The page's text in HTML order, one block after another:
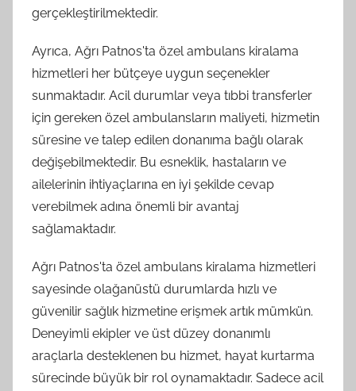
gerçekleştirilmektedir.
Ayrıca, Ağrı Patnos'ta özel ambulans kiralama
hizmetleri her bütçeye uygun seçenekler
sunmaktadır. Acil durumlar veya tıbbi transferler
için gereken özel ambulansların maliyeti, hizmetin
süresine ve talep edilen donanıma bağlı olarak
değişebilmektedir. Bu esneklik, hastaların ve
ailelerinin ihtiyaçlarına en iyi şekilde cevap
verebilmek adına önemli bir avantaj
sağlamaktadır.
Ağrı Patnos'ta özel ambulans kiralama hizmetleri
sayesinde olağanüstü durumlarda hızlı ve
güvenilir sağlık hizmetine erişmek artık mümkün.
Deneyimli ekipler ve üst düzey donanımlı
araçlarla desteklenen bu hizmet, hayat kurtarma
sürecinde büyük bir rol oynamaktadır. Sadece acil